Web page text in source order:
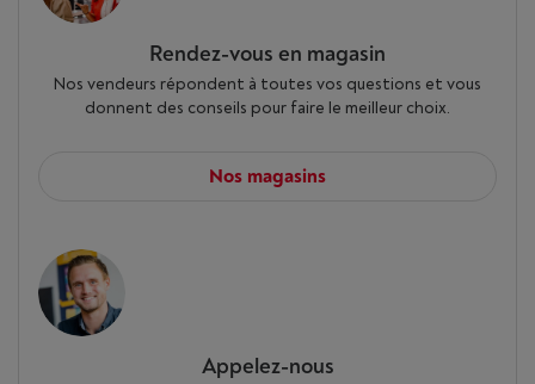
Rendez-vous en magasin
Nos vendeurs répondent à toutes vos questions et vous
donnent des conseils pour faire le meilleur choix.
Nos magasins
Appelez-nous